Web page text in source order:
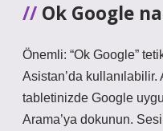
Ok Google
Önemli: “Ok Google”
Asistan’da
tabletinizde Google
Arama’ya dokunun.